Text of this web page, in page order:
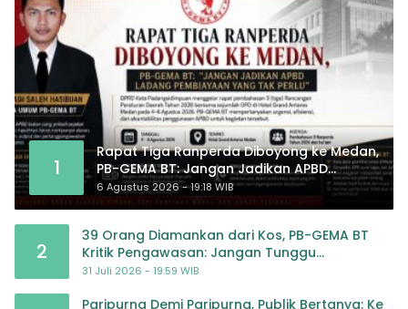
1
Rapat Tiga Ranperda Diboyong ke Medan,
PB-GEMA BT: Jangan Jadikan APBD
Ladang Pembiayaan yang Tak Perlu
6 Agustus 2026 - 19:18 WIB
2
39 Orang Diamankan dari Kos, PB-GEMA BT
Kritik Pengawasan: Jangan Tunggu
Masyarakat Bergerak Baru Negara Bertindak
31 Juli 2026 - 19:59 WIB
Paripurna Demi Paripurna, Publik Bertanya: Ke